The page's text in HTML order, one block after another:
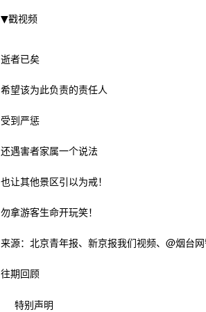
▼戳视频
逝者已矣
希望该为此负责的责任人
受到严惩
还遇害者家属一个说法
也让其他景区引以为戒！
勿拿游客生命开玩笑！
来源：北京青年报、新京报我们视频、@烟台
往期回顾
特别声明